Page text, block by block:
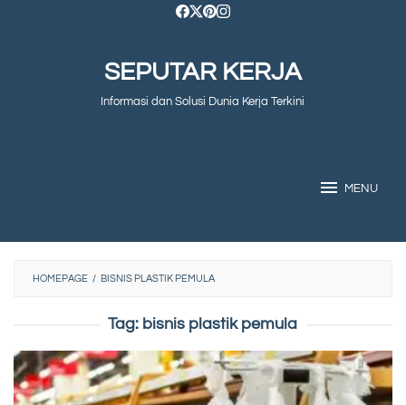
SEPUTAR KERJA
Informasi dan Solusi Dunia Kerja Terkini
MENU
HOMEPAGE / BISNIS PLASTIK PEMULA
Tag: bisnis plastik pemula